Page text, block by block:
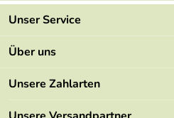
Unser Service
Kontakt
Mehrwertsteuerfrei
Über uns
Marken
Unsere Zahlarten